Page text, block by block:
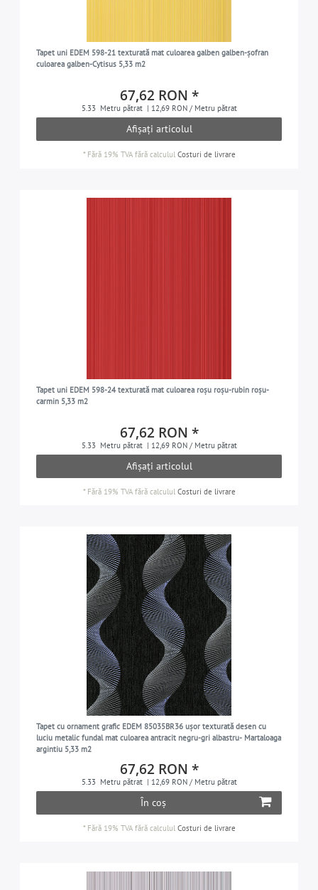
Tapet uni EDEM 598-21 texturată mat culoarea galben galben-șofran
culoarea galben-Cytisus 5,33 m2
67,62 RON *
5.33 Metru pătrat | 12,69 RON / Metru pătrat
Afișați articolul
* Fără 19% TVAfără calculul Costuri de livrare
Tapet uni EDEM 598-24 texturată mat culoarea roșu roșu-rubin roșu-
carmin 5,33 m2
67,62 RON *
5.33 Metru pătrat | 12,69 RON / Metru pătrat
Afișați articolul
* Fără 19% TVAfără calculul Costuri de livrare
Tapet cu ornament grafic EDEM 85035BR36 ușor texturată desen cu
luciu metalic fundal mat culoarea antracit negru-gri albastru- Martaloaga
argintiu 5,33 m2
67,62 RON *
5.33 Metru pătrat | 12,69 RON / Metru pătrat
În coș
* Fără 19% TVAfără calculul Costuri de livrare